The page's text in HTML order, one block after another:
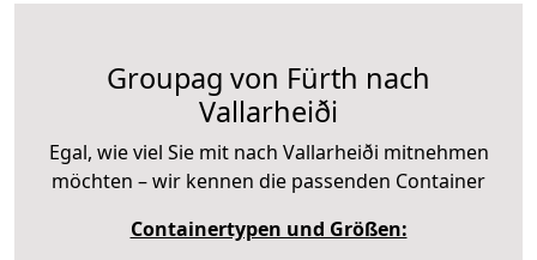
Groupag von Fürth nach
Vallarheiði
Egal, wie viel Sie mit nach Vallarheiði mitnehmen
möchten – wir kennen die passenden Container
Containertypen und Größen: